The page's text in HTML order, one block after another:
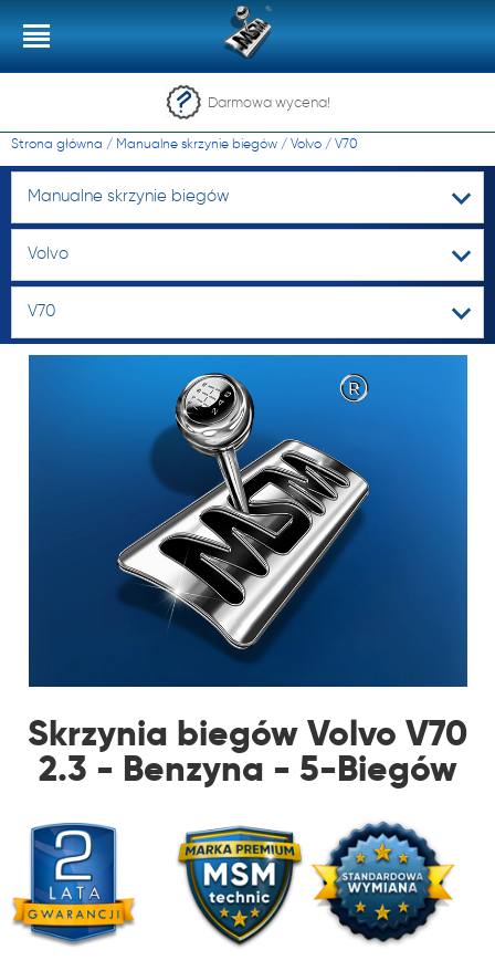
Darmowa wycena!
Strona główna / Manualne skrzynie biegów / Volvo / V70
Manualne skrzynie biegów
Volvo
V70
Skrzynia biegów Volvo V70
2.3 - Benzyna - 5-Biegów